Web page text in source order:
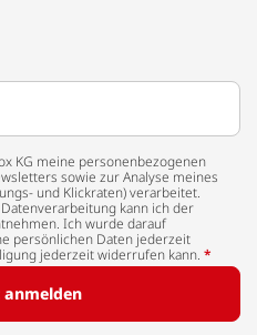
KG meine personenbezogenen
sowie zur Analyse meines
und Klickraten) verarbeitet.
kann ich der
Ich wurde darauf
persönlichen Daten jederzeit
jederzeit widerrufen kann. *
anmelden